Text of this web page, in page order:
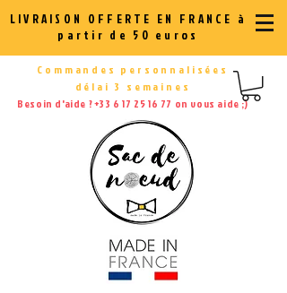
LIVRAISON OFFERTE EN FRANCE à
partir de 50 euros
Commandes personnalisées
délai 3 semaines
Besoin d'aide ?+33 6 17 25 16 77 on vous aide ;)